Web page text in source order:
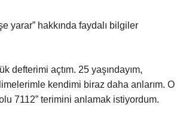
yarar” hakkında faydalı bilgiler
defterimi açtım. 25 yaşındayım,
kendimi biraz daha anlarım. O
7112” terimini anlamak istiyordum.